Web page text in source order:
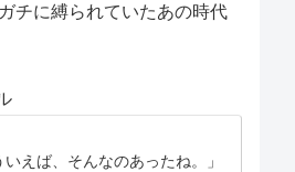
ガチに縛られていたあの時代
いえば、そんなのあったね。」